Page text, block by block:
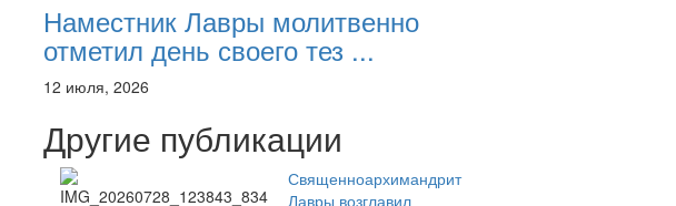
Наместник Лавры молитвенно
отметил день своего тез ...
12 июля, 2026
Другие публикации
Священноархимандрит
Лавры возглавил